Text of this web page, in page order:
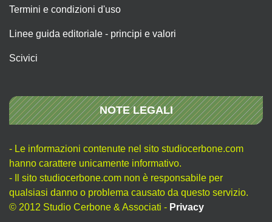
Termini e condizioni d'uso
Linee guida editoriale - principi e valori
Scivici
NOTE LEGALI
- Le informazioni contenute nel sito studiocerbone.com
hanno carattere unicamente informativo.
- Il sito studiocerbone.com non è responsabile per
qualsiasi danno o problema causato da questo servizio.
© 2012 Studio Cerbone & Associati - Privacy